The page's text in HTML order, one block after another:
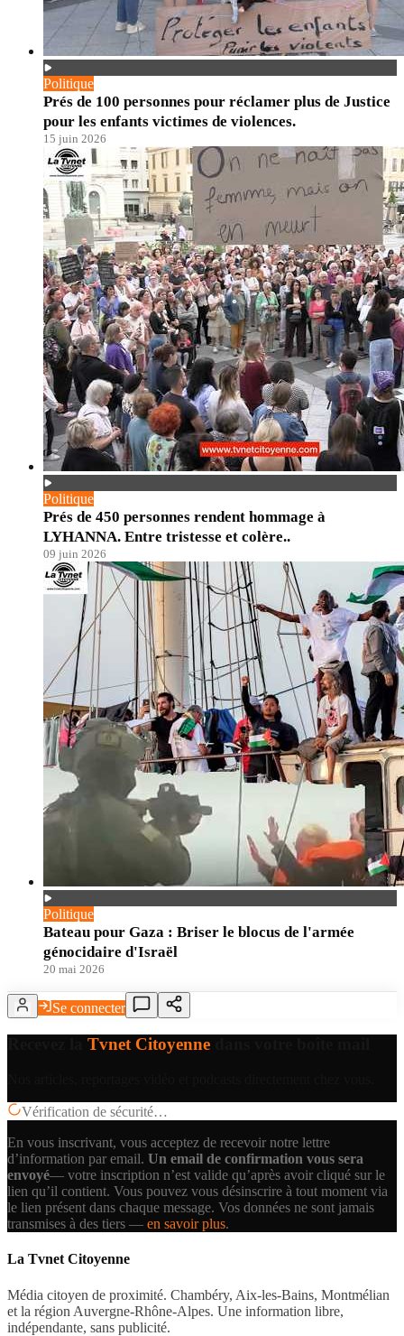
Politique
Prés de 100 personnes pour réclamer plus de Justice
pour les enfants victimes de violences.
15 juin 2026
Politique
Prés de 450 personnes rendent hommage à
LYHANNA. Entre tristesse et colère..
09 juin 2026
Politique
Bateau pour Gaza : Briser le blocus de l'armée
génocidaire d'Israël
20 mai 2026
Se connecter
Tvnet Citoyenne
Vérification de sécurité…
En vous inscrivant, vous acceptez de recevoir notre lettre
d’information par email. Un email de confirmation vous sera
envoyé— votre inscription n’est valide qu’après avoir cliqué sur le
lien qu’il contient. Vous pouvez vous désinscrire à tout moment via
le lien présent dans chaque message. Vos données ne sont jamais
transmises à des tiers — en savoir plus.
La Tvnet Citoyenne
Média citoyen de proximité. Chambéry, Aix-les-Bains, Montmélian
et la région Auvergne-Rhône-Alpes. Une information libre,
indépendante, sans publicité.